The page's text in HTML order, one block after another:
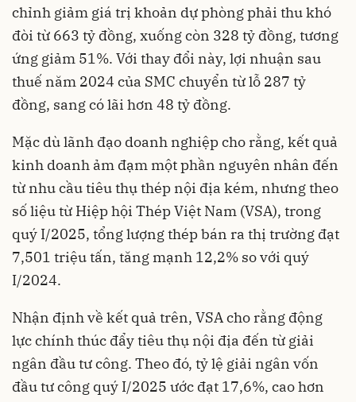
chỉnh giảm giá trị khoản dự phòng phải thu khó
đòi từ 663 tỷ đồng, xuống còn 328 tỷ đồng, tương
ứng giảm 51%. Với thay đổi này, lợi nhuận sau
thuế năm 2024 của SMC chuyển từ lỗ 287 tỷ
đồng, sang có lãi hơn 48 tỷ đồng.
Mặc dù lãnh đạo doanh nghiệp cho rằng, kết quả
kinh doanh ảm đạm một phần nguyên nhân đến
từ nhu cầu tiêu thụ thép nội địa kém, nhưng theo
số liệu từ Hiệp hội Thép Việt Nam (VSA), trong
quý I/2025, tổng lượng thép bán ra thị trường đạt
7,501 triệu tấn, tăng mạnh 12,2% so với quý
I/2024.
Nhận định về kết quả trên, VSA cho rằng động
lực chính thúc đẩy tiêu thụ nội địa đến từ giải
ngân đầu tư công. Theo đó, tỷ lệ giải ngân vốn
đầu tư công quý I/2025 ước đạt 17,6%, cao hơn